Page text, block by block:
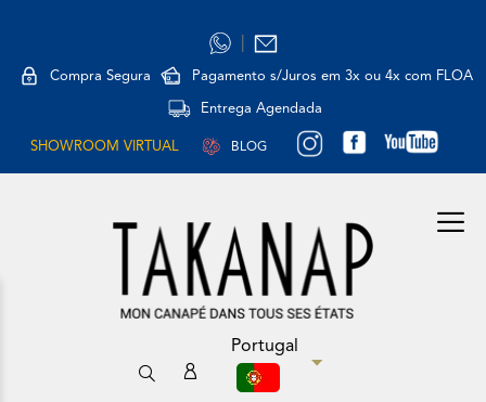
Compra Segura Pagamento s/Juros em 3x ou 4x com FLOA
Entrega Agendada
SHOWROOM VIRTUAL BLOG
Portugal